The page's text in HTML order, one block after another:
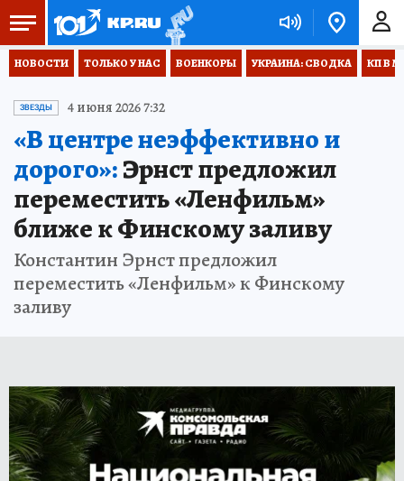
НОВОСТИ ТОЛЬКО У НАС ВОЕНКОРЫ УКРАИНА: СВОДКА КП В
ЗВЕЗДЫ 4 июня 2026 7:32
«В центре неэффективно и
дорого»:Эрнст предложил
переместить «Ленфильм»
ближе к Финскому заливу
Константин Эрнст предложил
переместить «Ленфильм» к Финскому
заливу